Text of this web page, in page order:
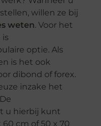
willen ze bij
weten. Voor het
is
optie. Als
is het ook
dibond of forex.
inzake het
u hierbij kunt
60 cm of 50 x 70